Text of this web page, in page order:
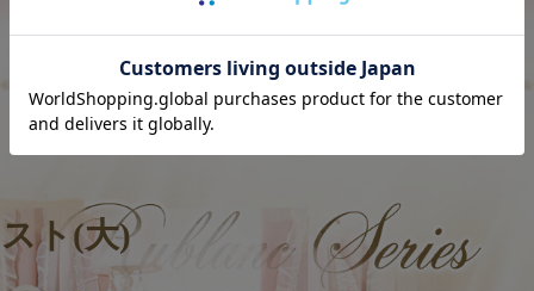
気分まで明るくしてくれる♡
ト(大)